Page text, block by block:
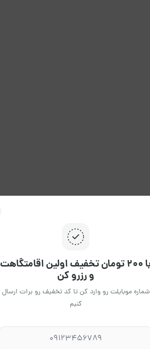
با ۲۰۰ تومان تخفیف اولین اقامتگاهت
و رزرو کن
شماره موبایلت رو وارد کن تا کد تخفیف رو برات ارسال
کنیم